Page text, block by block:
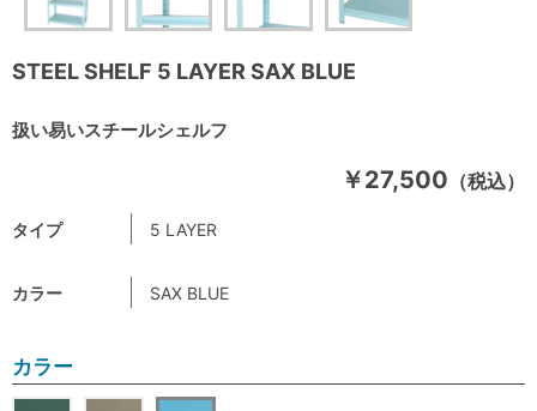
STEEL SHELF 5 LAYER SAX BLUE
扱い易いスチールシェルフ
￥27,500 （税込）
タイプ 5 LAYER
カラー SAX BLUE
カラー